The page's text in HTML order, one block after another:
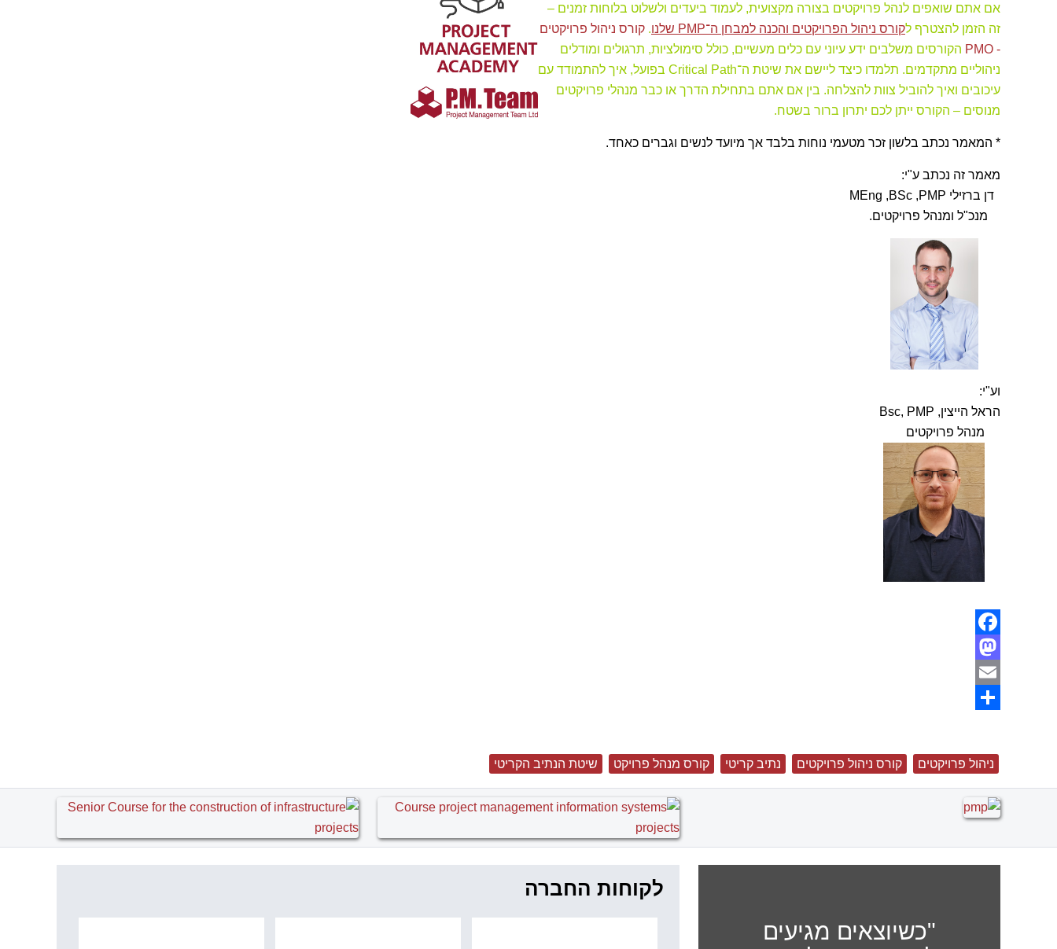
אם אתם שואפים לנהל פרויקטים בצורה מקצועית, לעמוד ביעדים ולשלוט בלוחות זמנים –
זה הזמן להצטרף לקורס ניהול הפרויקטים והכנה למבחן ה־PMP שלנו . קורס ניהול פרויקטים
- PMO
הקורסים משלבים ידע עיוני עם כלים מעשיים, כולל סימולציות, תרגולים ומודלים
ניהוליים מתקדמים. תלמדו כיצד ליישם את שיטת ה־Critical Path בפועל, איך להתמודד עם
עיכובים ואיך להוביל צוות להצלחה. בין אם אתם בתחילת הדרך או כבר מנהלי פרויקטים
מנוסים – הקורס ייתן לכם יתרון ברור בשטח.
* המאמר נכתב בלשון זכר מטעמי נוחות בלבד אך מיועד לנשים וגברים כאחד.
מאמר זה נכתב ע"י:
דן ברזילי MEng ,BSc ,PMP
מנכ"ל ומנהל פרויקטים.
וע"י:
הראל הייצין, Bsc, PMP
מנהל פרויקטים
Facebook
Mastodon
Email
ניהול פרויקטים קורס ניהול פרויקטים נתיב קריטי קורס מנהל פרויקט שיטת הנתיב הקריטי
"כשיוצאים מגיעים
לקוחות החברה